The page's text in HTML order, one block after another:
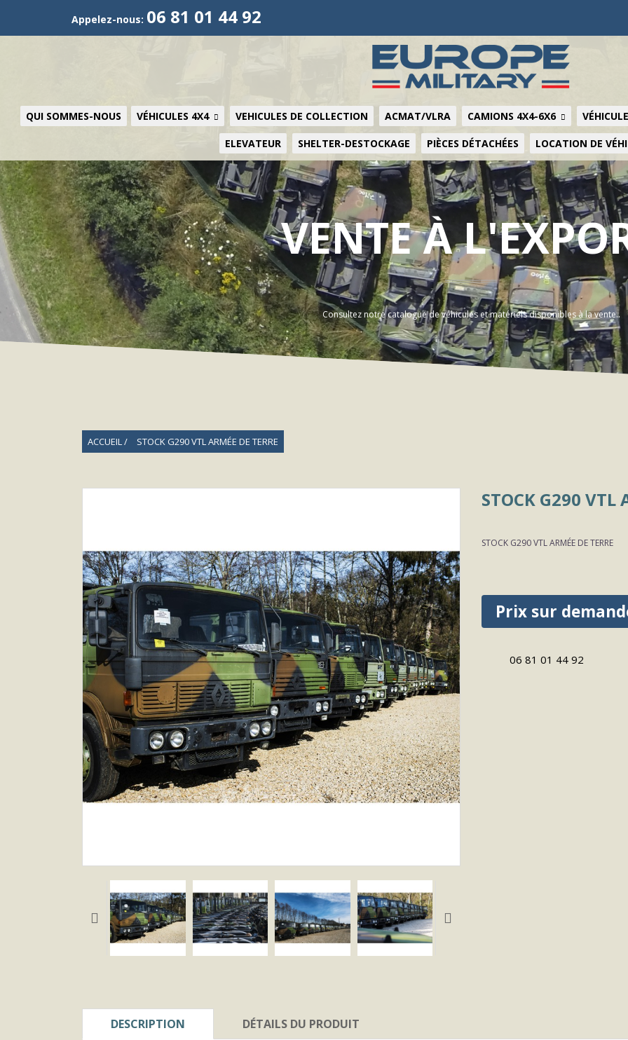
Appelez-nous: 06 81 01 44 92
QUI SOMMES-NOUS VÉHICULES 4X4 VEHICULES DE COLLECTION ACMAT/VLRA CAMIONS 4X4-6X6
ELEVATEUR SHELTER-DESTOCKAGE PIÈCES DÉTACHÉES LOCATION DE
VENTE À
Consultez notre catalogue de véhicules et matériels disponibles à la vente..
ACCUEIL STOCK G290 VTL ARMÉE DE TERRE
STOCK G290 VTL
STOCK G290 VTL ARMÉE DE TERRE
Prix sur
06 81 01 44 92
DESCRIPTION DÉTAILS DU PRODUIT